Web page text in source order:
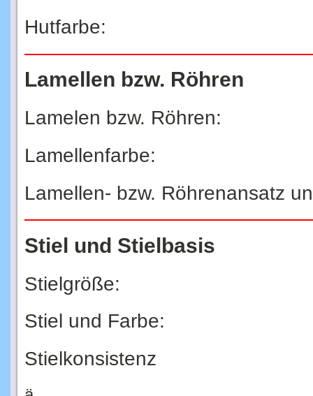
Hutfarbe:
Lamellen bzw. Röhren
Lamelen bzw. Röhren:
Lamellenfarbe:
Stiel und Stielbasis
Stiel und Farbe:
Stielkonsistenz